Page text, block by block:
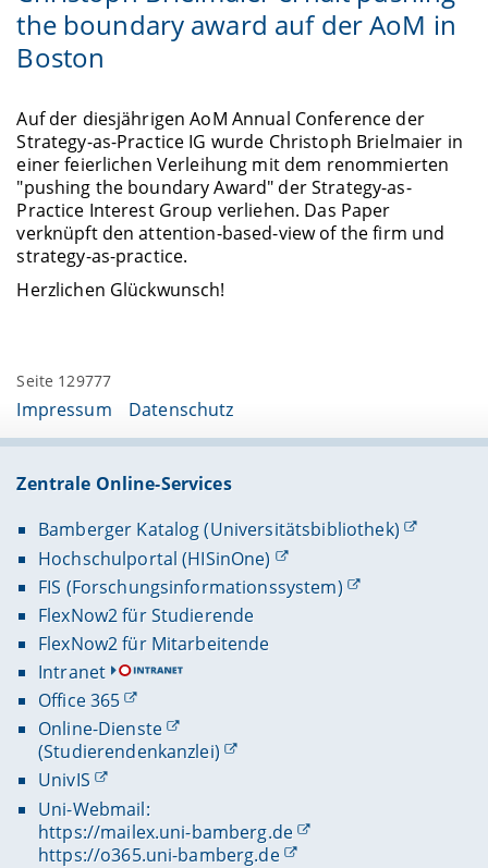
the boundary award auf der AoM in
Boston
Auf der diesjährigen AoM Annual Conference der
Strategy-as-Practice IG wurde Christoph Brielmaier in
einer feierlichen Verleihung mit dem renommierten
"pushing the boundary Award" der Strategy-as-
Practice Interest Group verliehen. Das Paper
verknüpft den attention-based-view of the firm und
strategy-as-practice.
Herzlichen Glückwunsch!
Seite 129777
Impressum Datenschutz
Zentrale Online-Services
Bamberger Katalog (Universitätsbibliothek)
Hochschulportal (HISinOne)
FIS (Forschungsinformationssystem)
FlexNow2 für Studierende
FlexNow2 für Mitarbeitende
Intranet
Office 365
Online-Dienste
(Studierendenkanzlei)
UnivIS
Uni-Webmail:
https://mailex.uni-bamberg.de
https://o365.uni-bamberg.de